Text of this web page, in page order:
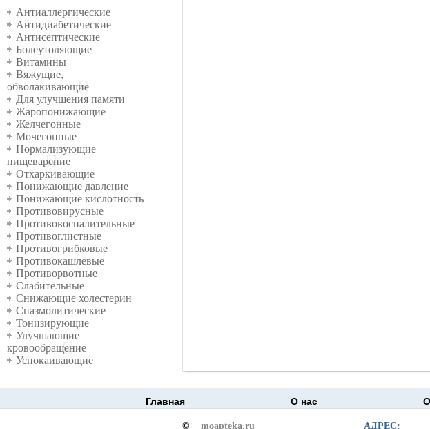
Группы
Антиаллергические
Антидиабетические
Антисептические
Болеутоляющие
Витамины
Вяжущие,
обволакивающие
Для улучшения памяти
Жаропонижающие
Желчегонные
Мочегонные
Нормализующие
пищеварение
Отхаркивающие
Понижающие давление
Понижающие кислотность
Противовирусные
Противовоспалительные
Противоглистные
Противогрибковые
Противокашлевые
Противорвотные
Слабительные
Снижающие холестерин
Спазмолитические
Тонизирующие
Улучшающие
кровообращение
Успокаивающие
Главная О нас
© moapteka.ru АДРЕС: